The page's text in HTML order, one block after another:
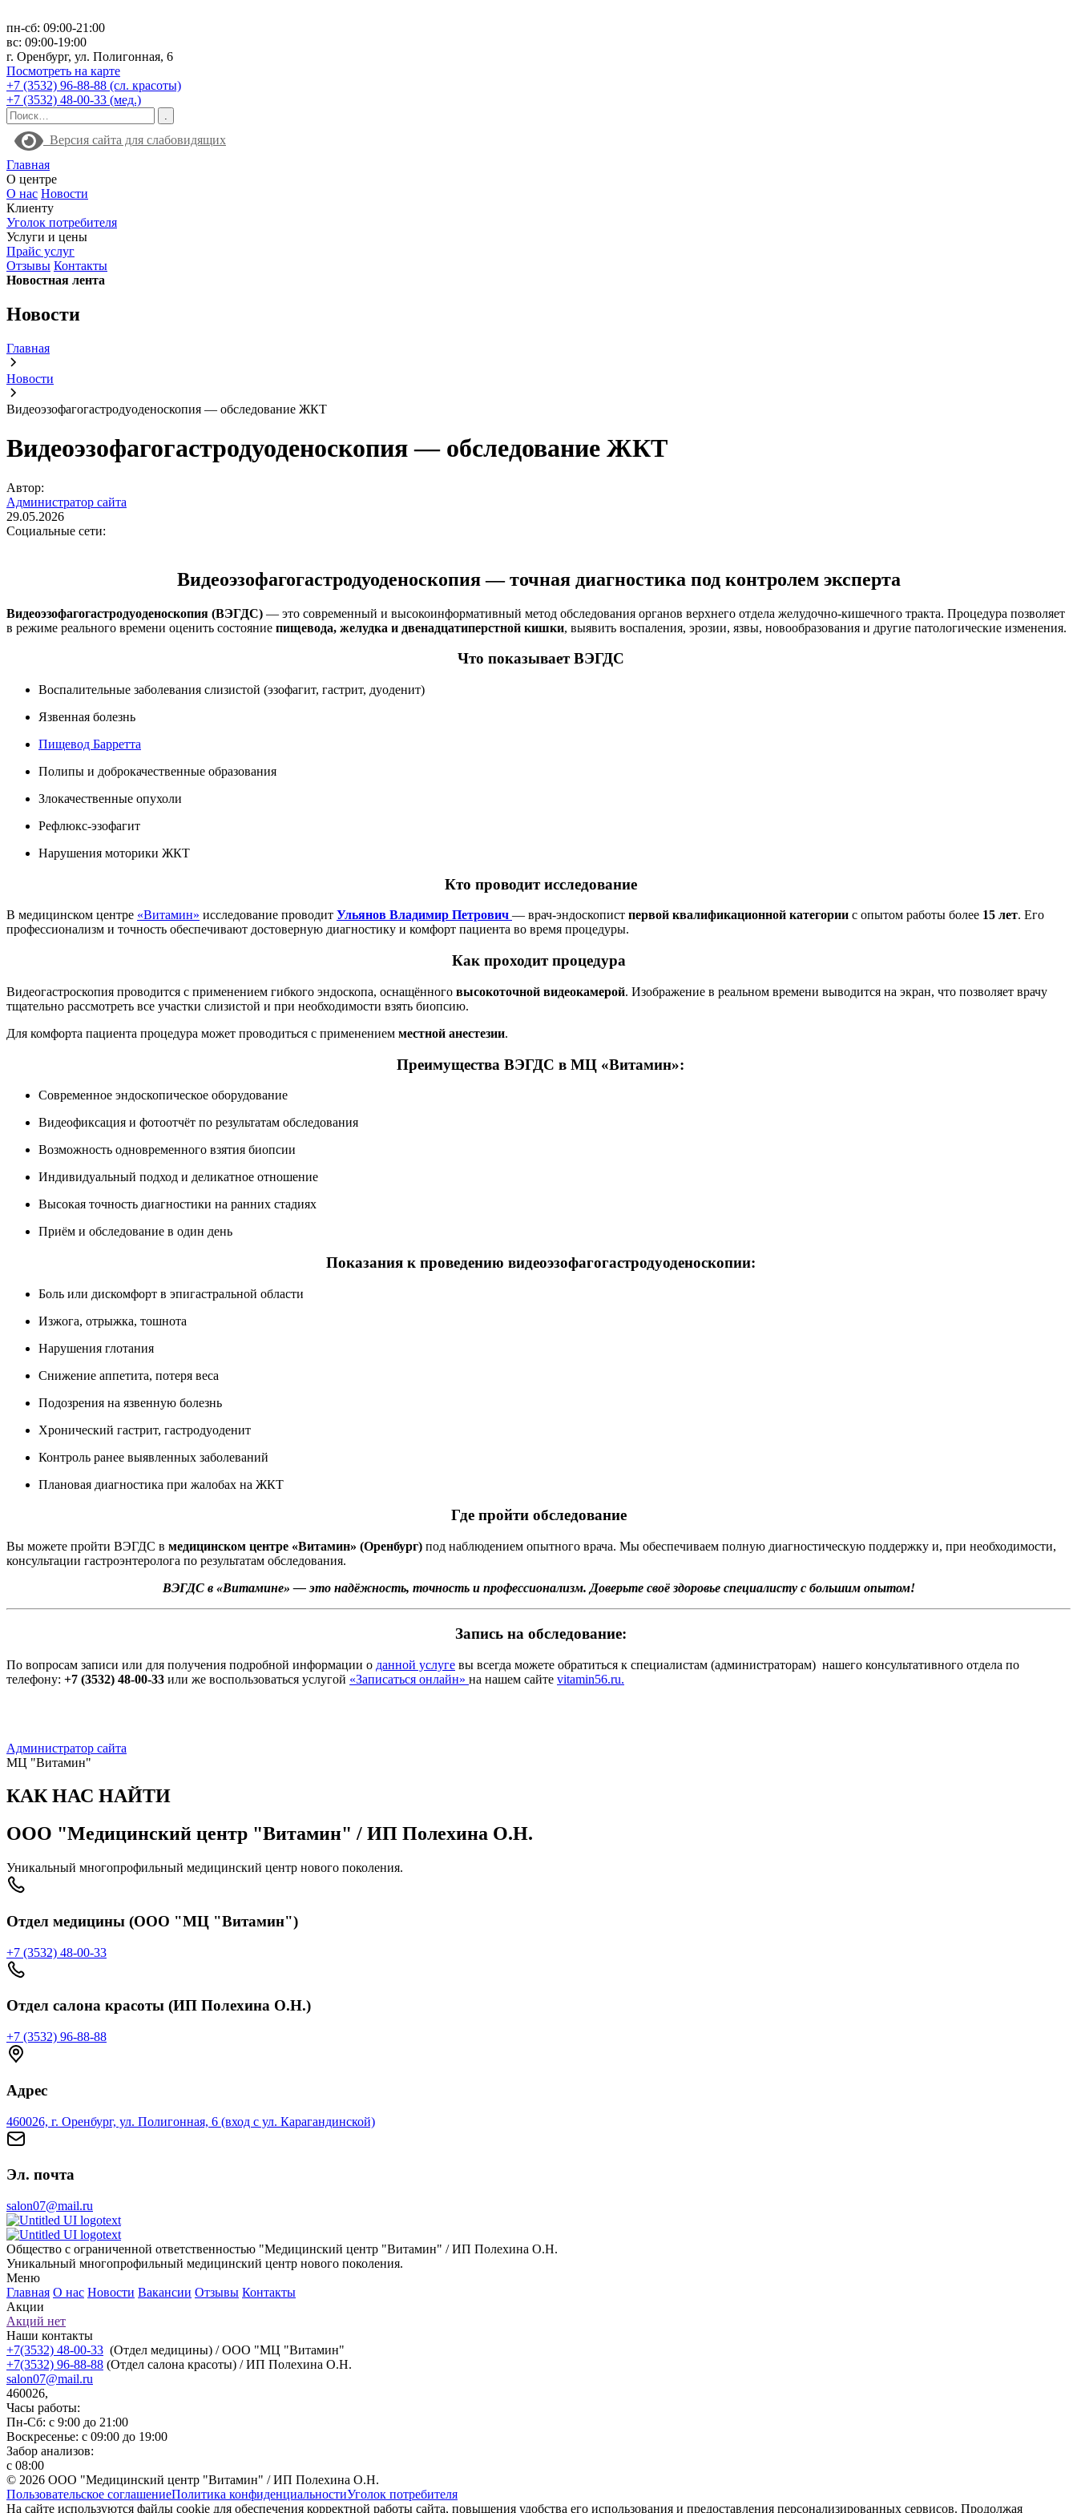
пн-сб: 09:00-21:00
вс: 09:00-19:00
г. Оренбург, ул. Полигонная, 6
Посмотреть на карте
+7 (3532) 96-88-88 (сл. красоты)
+7 (3532) 48-00-33 (мед.)
Версия сайта для слабовидящих
Главная
О центре
О нас Новости
Клиенту
Уголок потребителя
Услуги и цены
Прайс услуг
Отзывы Контакты
Новостная лента
Новости
Главная
Новости
Видеоэзофагогастродуоденоскопия — обследование ЖКТ
Видеоэзофагогастродуоденоскопия — обследование ЖКТ
Автор:
Администратор сайта
29.05.2026
Социальные сети:
Видеоэзофагогастродуоденоскопия — точная диагностика под контролем эксперта
Видеоэзофагогастродуоденоскопия (ВЭГДС) — это современный и высокоинформативный метод обследования органов верхнего отдела желудочно-кишечного тракта. Процедура позволяет
в режиме реального времени оценить состояние пищевода, желудка и двенадцатиперстной кишки, выявить воспаления, эрозии, язвы, новообразования и другие патологические изменения.
Что показывает ВЭГДС
Воспалительные заболевания слизистой (эзофагит, гастрит, дуоденит)
Язвенная болезнь
Пищевод Барретта
Полипы и доброкачественные образования
Злокачественные опухоли
Рефлюкс-эзофагит
Нарушения моторики ЖКТ
Кто проводит исследование
В медицинском центре «Витамин» исследование проводит Ульянов Владимир Петрович — врач-эндоскопист первой квалификационной категории с опытом работы более 15 лет. Его
профессионализм и точность обеспечивают достоверную диагностику и комфорт пациента во время процедуры.
Как проходит процедура
Видеогастроскопия проводится с применением гибкого эндоскопа, оснащённого высокоточной видеокамерой. Изображение в реальном времени выводится на экран, что позволяет врачу
тщательно рассмотреть все участки слизистой и при необходимости взять биопсию.
Для комфорта пациента процедура может проводиться с применением местной анестезии.
Преимущества ВЭГДС в МЦ «Витамин»:
Современное эндоскопическое оборудование
Видеофиксация и фотоотчёт по результатам обследования
Возможность одновременного взятия биопсии
Индивидуальный подход и деликатное отношение
Высокая точность диагностики на ранних стадиях
Приём и обследование в один день
Показания к проведению видеоэзофагогастродуоденоскопии:
Боль или дискомфорт в эпигастральной области
Изжога, отрыжка, тошнота
Нарушения глотания
Снижение аппетита, потеря веса
Подозрения на язвенную болезнь
Хронический гастрит, гастродуоденит
Контроль ранее выявленных заболеваний
Плановая диагностика при жалобах на ЖКТ
Где пройти обследование
Вы можете пройти ВЭГДС в медицинском центре «Витамин» (Оренбург) под наблюдением опытного врача. Мы обеспечиваем полную диагностическую поддержку и, при необходимости,
консультации гастроэнтеролога по результатам обследования.
ВЭГДС в «Витамине» — это надёжность, точность и профессионализм. Доверьте своё здоровье специалисту с большим опытом!
Запись на обследование:
По вопросам записи или для получения подробной информации о данной услуге вы всегда можете обратиться к специалистам (администраторам) нашего консультативного отдела по
телефону: +7 (3532) 48-00-33 или же воспользоваться услугой «Записаться онлайн» на нашем сайте vitamin56.ru.
Администратор сайта
МЦ "Витамин"
КАК НАС НАЙТИ
ООО "Медицинский центр "Витамин" / ИП Полехина О.Н.
Уникальный многопрофильный медицинский центр нового поколения.
Отдел медицины (ООО "МЦ "Витамин")
+7 (3532) 48-00-33
Отдел салона красоты (ИП Полехина О.Н.)
+7 (3532) 96-88-88
Адрес
460026, г. Оренбург, ул. Полигонная, 6 (вход с ул. Карагандинской)
Эл. почта
salon07@mail.ru
Общество с ограниченной ответственностью "Медицинский центр "Витамин" / ИП Полехина О.Н.
Уникальный многопрофильный медицинский центр нового поколения.
Меню
Главная О нас Новости Вакансии Отзывы Контакты
Акции
Акций нет
Наши контакты
+7(3532) 48-00-33 (Отдел медицины) / ООО "МЦ "Витамин"
+7(3532) 96-88-88 (Отдел салона красоты) / ИП Полехина О.Н.
salon07@mail.ru
460026,
Часы работы:
Пн-Сб: с 9:00 до 21:00
Воскресенье: с 09:00 до 19:00
Забор анализов:
с 08:00
© 2026 ООО "Медицинский центр "Витамин" / ИП Полехина О.Н.
Пользовательское соглашениеПолитика конфиденциальностиУголок потребителя
На сайте используются файлы cookie для обеспечения корректной работы сайта, повышения удобства его использования и предоставления персонализированных сервисов. Продолжая